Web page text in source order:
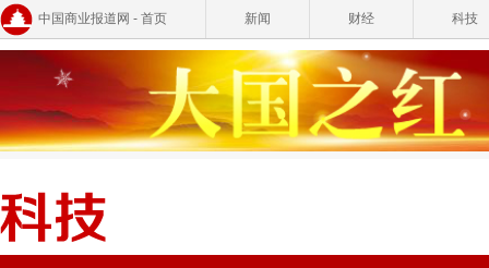
中国商业报道网 - 首页 新闻 财经 科技